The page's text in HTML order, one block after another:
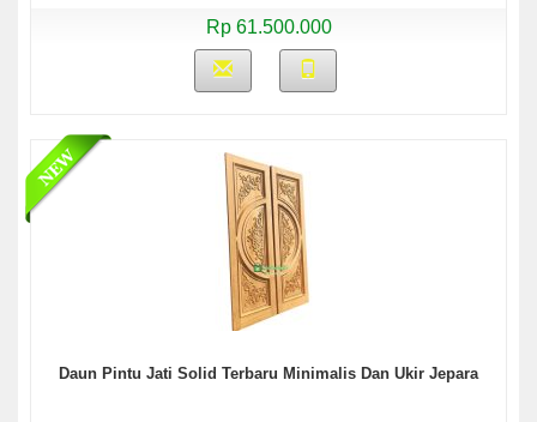
Rp 61.500.000
Daun Pintu Jati Solid Terbaru Minimalis Dan Ukir Jepara